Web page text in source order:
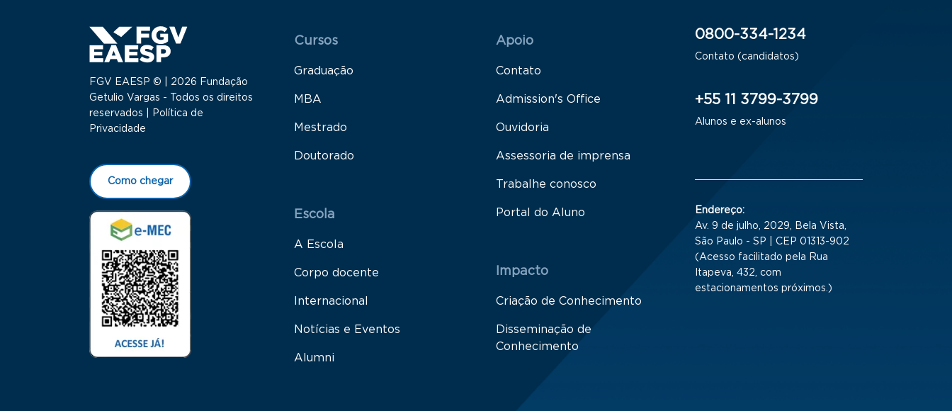
FGV EAESP © | 2026 Fundação
Getulio Vargas - Todos os direitos
reservados |
Política de
Privacidade
Como chegar
Menu Rodapé 1
Cursos
Graduação
MBA
Mestrado
Doutorado
Escola
A Escola
Corpo docente
Internacional
Notícias e Eventos
Alumni
Rodapé 2
Apoio
Contato
Admission's Office
Ouvidoria
Assessoria de imprensa
Trabalhe conosco
Portal do Aluno
Impacto
Criação de Conhecimento
Disseminação de
Conhecimento
0800-334-1234
Contato (candidatos)
+55 11 3799-3799
Alunos e ex-alunos
Endereço:
Av. 9 de julho, 2029, Bela Vista,
São Paulo - SP | CEP 01313-902
(Acesso facilitado pela Rua
Itapeva, 432, com
estacionamentos próximos.)